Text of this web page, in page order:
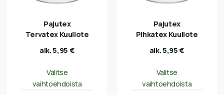
Pajutex
Tervatex Kuullote
alk.5,95 €
Valitse
vaihtoehdoista
Pajutex
Pihkatex Kuullote
alk.5,95€
Valitse
vaihtoehdoista